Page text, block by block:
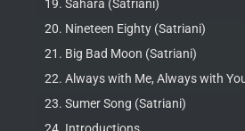
19. Sahara (Satriani)
20. Nineteen Eighty (Satriani)
21. Big Bad Moon (Satriani)
22. Always with Me, Always with
23. Sumer Song (Satriani)